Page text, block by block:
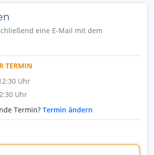
eine E-Mail mit dem
TERMIN
Uhr
Uhr
Termin? Termin ändern